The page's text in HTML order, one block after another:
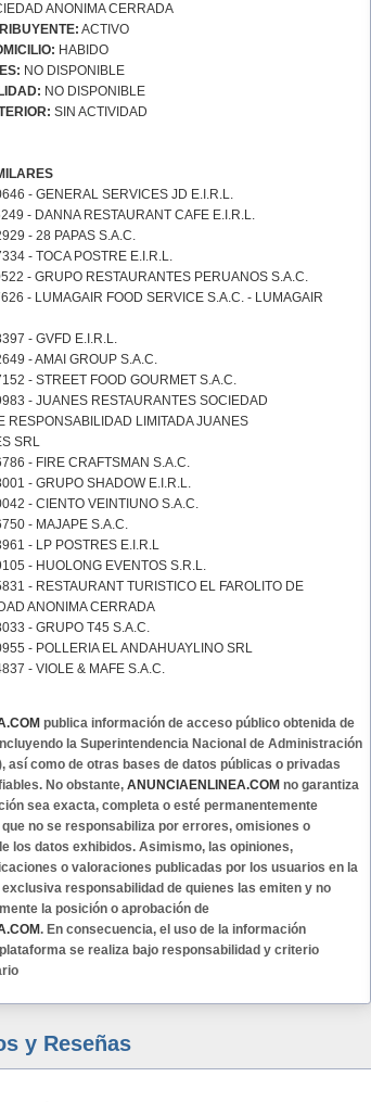
ANONIMA CERRADA
ACTIVO
HABIDO
NO DISPONIBLE
NO DISPONIBLE
SIN ACTIVIDAD
- GENERAL SERVICES JD E.I.R.L.
- DANNA RESTAURANT CAFE E.I.R.L.
- 28 PAPAS S.A.C.
- TOCA POSTRE E.I.R.L.
- GRUPO RESTAURANTES PERUANOS S.A.C.
- LUMAGAIR FOOD SERVICE S.A.C. - LUMAGAIR
- GVFD E.I.R.L.
- AMAI GROUP S.A.C.
- STREET FOOD GOURMET S.A.C.
- JUANES RESTAURANTES SOCIEDAD
RESPONSABILIDAD LIMITADA JUANES
SRL
- FIRE CRAFTSMAN S.A.C.
- GRUPO SHADOW E.I.R.L.
- CIENTO VEINTIUNO S.A.C.
- MAJAPE S.A.C.
- LP POSTRES E.I.R.L
- HUOLONG EVENTOS S.R.L.
- RESTAURANT TURISTICO EL FAROLITO DE
ANONIMA CERRADA
- GRUPO T45 S.A.C.
- POLLERIA EL ANDAHUAYLINO SRL
- VIOLE & MAFE S.A.C.
publica información de acceso público obtenida de
la Superintendencia Nacional de Administración
así como de otras bases de datos públicas o privadas
No obstante, ANUNCIAENLINEA.COM no garantiza
sea exacta, completa o esté permanentemente
no se responsabiliza por errores, omisiones o
los datos exhibidos. Asimismo, las opiniones,
o valoraciones publicadas por los usuarios en la
responsabilidad de quienes las emiten y no
la posición o aprobación de
. En consecuencia, el uso de la información
se realiza bajo responsabilidad y criterio
y Reseñas